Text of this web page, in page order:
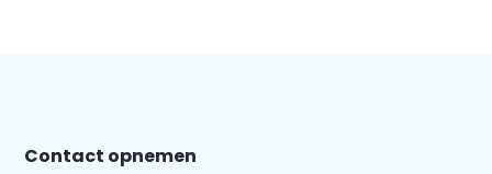
Contact opnemen